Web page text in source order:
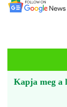
Kapja meg a